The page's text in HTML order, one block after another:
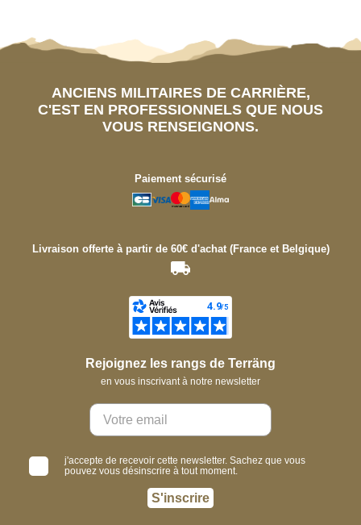
ANCIENS MILITAIRES DE CARRIÈRE,
C'EST EN PROFESSIONNELS QUE NOUS
VOUS RENSEIGNONS.
Paiement sécurisé
Livraison offerte à partir de 60€ d'achat (France et Belgique)
Rejoignez les rangs de Terräng
en vous inscrivant à notre newsletter
j'accepte de recevoir cette newsletter. Sachez que vous
pouvez vous désinscrire à tout moment.
S'inscrire